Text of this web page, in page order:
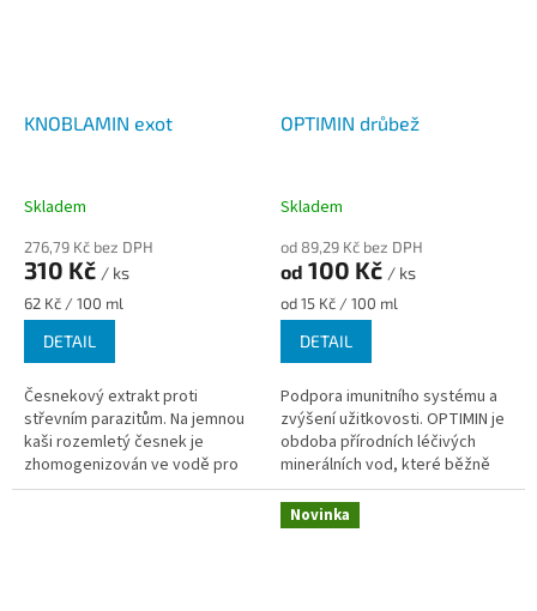
KNOBLAMIN exot
Skladem
276,79 Kč bez DPH
310 Kč / ks
Měrná
cena:
62 Kč / 100 ml
DETAIL
Česnekový extrakt proti
střevním parazitům. Na jemnou
kaši rozemletý česnek je
zhomogenizován ve vodě pro
jednoduché použití v chovu. Na
OPTIMIN drůbež
Skladem
od 89,29 Kč bez DPH
od 100 Kč / ks
Měrná
cena:
od 15 Kč / 100 ml
DETAIL
Podpora imunitního systému a
zvýšení užitkovosti. OPTIMIN je
obdoba přírodních léčivých
minerálních vod, které běžně
používáme při různých
zdravotních problémech u...
Novinka